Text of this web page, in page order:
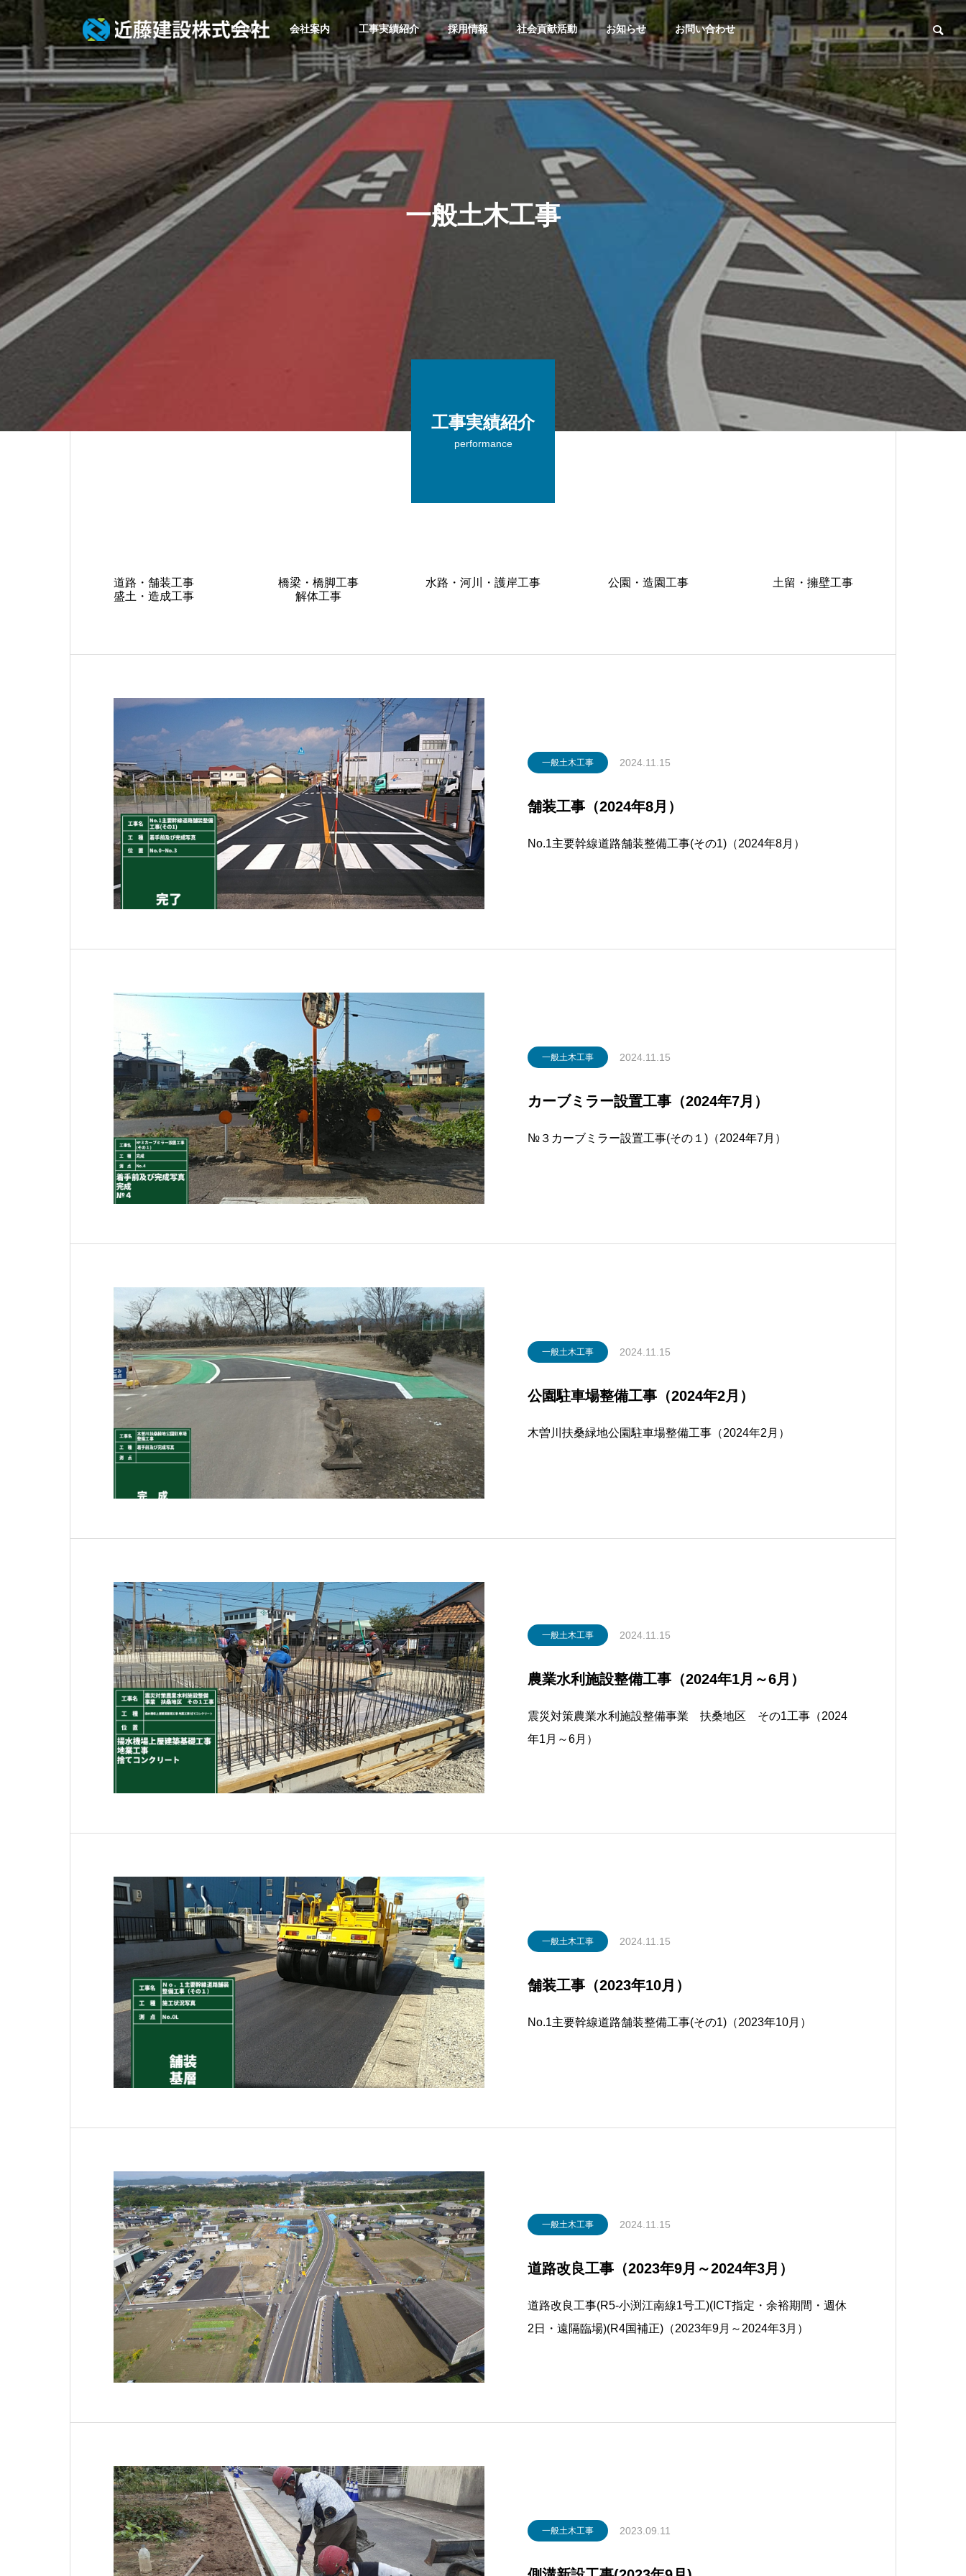
HOME 会社案内 工事実績紹介 採用情報 社会貢献活動 お知らせ お問い合わせ
一般土木工事
工事実績紹介
performance
道路・舗装工事 橋梁・橋脚工事 水路・河川・護岸工事 公園・造園工事
土留・擁壁工事
盛土・造成工事
解体工事
一般土木工事 2024.11.15
舗装工事（2024年8月）
No.1主要幹線道路舗装整備工事(その1)（2024年8月）
一般土木工事 2024.11.15
カーブミラー設置工事（2024年7月）
№３カーブミラー設置工事(その１)（2024年7月）
一般土木工事 2024.11.15
公園駐車場整備工事（2024年2月）
木曽川扶桑緑地公園駐車場整備工事（2024年2月）
一般土木工事 2024.11.15
農業水利施設整備工事（2024年1月～6月）
震災対策農業水利施設整備事業 扶桑地区 その1工事（2024
年1月～6月）
一般土木工事 2024.11.15
舗装工事（2023年10月）
No.1主要幹線道路舗装整備工事(その1)（2023年10月）
一般土木工事 2024.11.15
道路改良工事（2023年9月～2024年3月）
道路改良工事(R5-小渕江南線1号工)(ICT指定・余裕期間・週休
2日・遠隔臨場)(R4国補正)（2023年9月～2024年3月）
一般土木工事 2023.09.11